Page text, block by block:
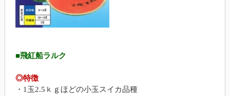
■飛紅船ラルク
◎特徴
・1玉2.5ｋｇほどの小玉スイカ品種